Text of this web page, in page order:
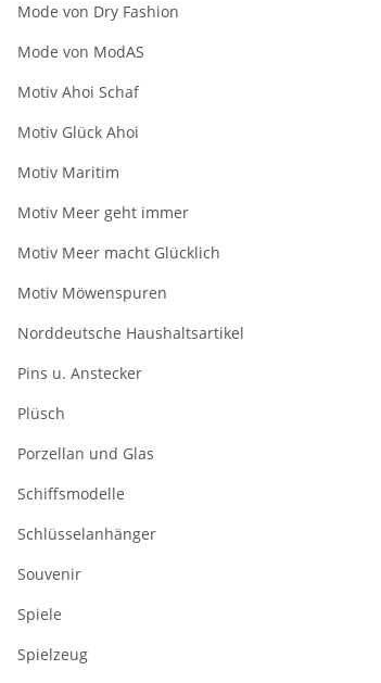
Mode von Dry Fashion
Mode von ModAS
Motiv Ahoi Schaf
Motiv Glück Ahoi
Motiv Maritim
Motiv Meer geht immer
Motiv Meer macht Glücklich
Motiv Möwenspuren
Norddeutsche Haushaltsartikel
Pins u. Anstecker
Plüsch
Porzellan und Glas
Schiffsmodelle
Schlüsselanhänger
Souvenir
Spiele
Spielzeug